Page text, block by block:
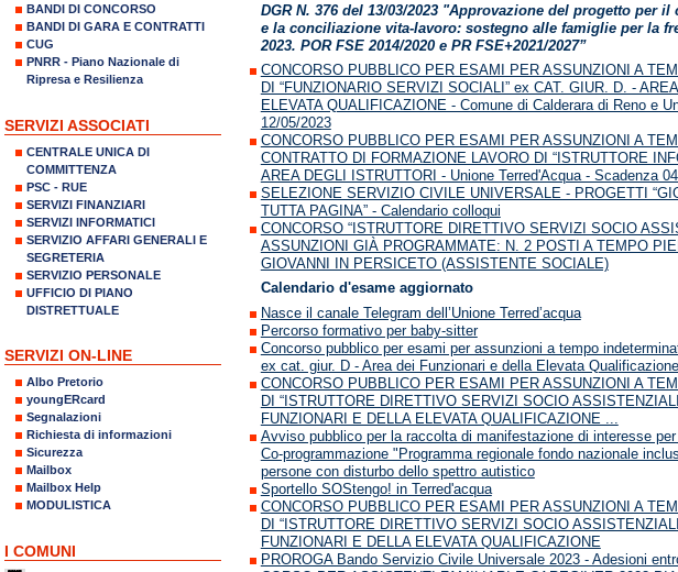
BANDI DI CONCORSO
BANDI DI GARA E CONTRATTI
CUG
PNRR - Piano Nazionale di
Ripresa e Resilienza
SERVIZI ASSOCIATI
CENTRALE UNICA DI
COMMITTENZA
PSC - RUE
SERVIZI FINANZIARI
SERVIZI INFORMATICI
SERVIZIO AFFARI GENERALI E
SEGRETERIA
SERVIZIO PERSONALE
UFFICIO DI PIANO
DISTRETTUALE
SERVIZI ON-LINE
Albo Pretorio
youngERcard
Segnalazioni
Richiesta di informazioni
Sicurezza
Mailbox
Mailbox Help
MODULISTICA
I COMUNI
DGR N. 376 del 13/03/2023 "Approvazione del progetto per
e la conciliazione vita-lavoro: sostegno alle famiglie per la
2023. POR FSE 2014/2020 e PR FSE+2021/2027”
CONCORSO PUBBLICO PER ESAMI PER ASSUNZIONI A
DI “FUNZIONARIO SERVIZI SOCIALI” ex CAT. GIUR. D. -
ELEVATA QUALIFICAZIONE - Comune di Calderara di Reno e
12/05/2023
CONCORSO PUBBLICO PER ESAMI PER ASSUNZIONI A
CONTRATTO DI FORMAZIONE LAVORO DI “ISTRUTTORE
AREA DEGLI ISTRUTTORI - Unione Terred'Acqua - Scadenza
SELEZIONE SERVIZIO CIVILE UNIVERSALE - PROGETTI
TUTTA PAGINA” - Calendario colloqui
CONCORSO “ISTRUTTORE DIRETTIVO SERVIZI SOCIO
ASSUNZIONI GIÀ PROGRAMMATE: N. 2 POSTI A TEMPO
GIOVANNI IN PERSICETO (ASSISTENTE SOCIALE)
Calendario d'esame aggiornato
Nasce il canale Telegram dell’Unione Terred’acqua
Percorso formativo per baby-sitter
Concorso pubblico per esami per assunzioni a tempo
ex cat. giur. D - Area dei Funzionari e della Elevata Qualificazione
CONCORSO PUBBLICO PER ESAMI PER ASSUNZIONI A
DI “ISTRUTTORE DIRETTIVO SERVIZI SOCIO
FUNZIONARI E DELLA ELEVATA QUALIFICAZIONE ...
Avviso pubblico per la raccolta di manifestazione di interesse
Co-programmazione "Programma regionale fondo nazionale
persone con disturbo dello spettro autistico
Sportello SOStengo! in Terred'acqua
CONCORSO PUBBLICO PER ESAMI PER ASSUNZIONI A
DI “ISTRUTTORE DIRETTIVO SERVIZI SOCIO
FUNZIONARI E DELLA ELEVATA QUALIFICAZIONE
PROROGA Bando Servizio Civile Universale 2023 - Adesioni